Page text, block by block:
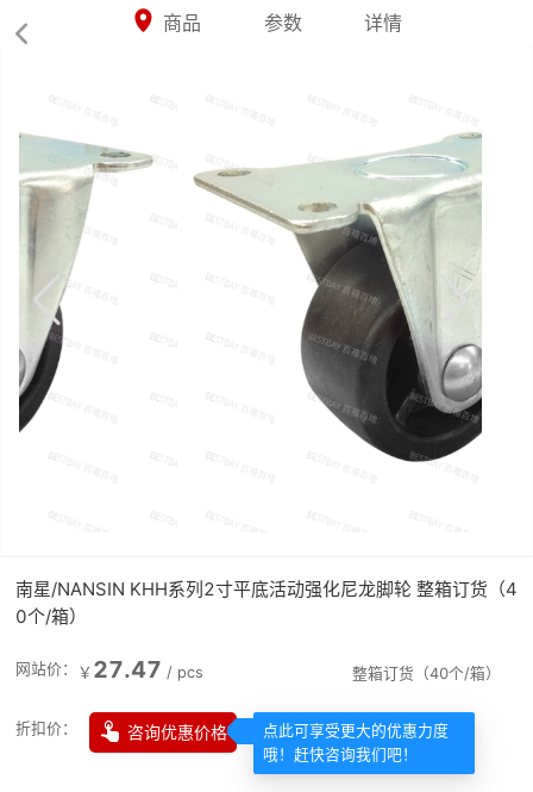

 商品 参数 详情
南星/NANSIN KHH系列2寸平底活动强化尼龙脚轮 整箱订货（4
0个/箱）
网站价： ￥ 27.47 / pcs
折扣价：  咨询优惠价格
点此可享受更大的优惠力度
哦！赶快咨询我们吧！
整箱订货（40个/箱）